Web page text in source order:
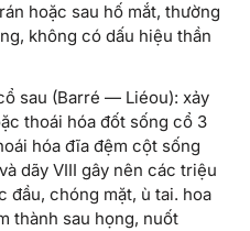
hoặc sau hố mắt, thường
không có dấu hiệu thần
sau (Barré — Liéou): xảy
thoái hóa đốt sống cổ 3
hóa đĩa đệm cột sống
dãy VIII gây nên các triệu
đầu, chóng mặt, ù tai. hoa
thành sau họng, nuốt